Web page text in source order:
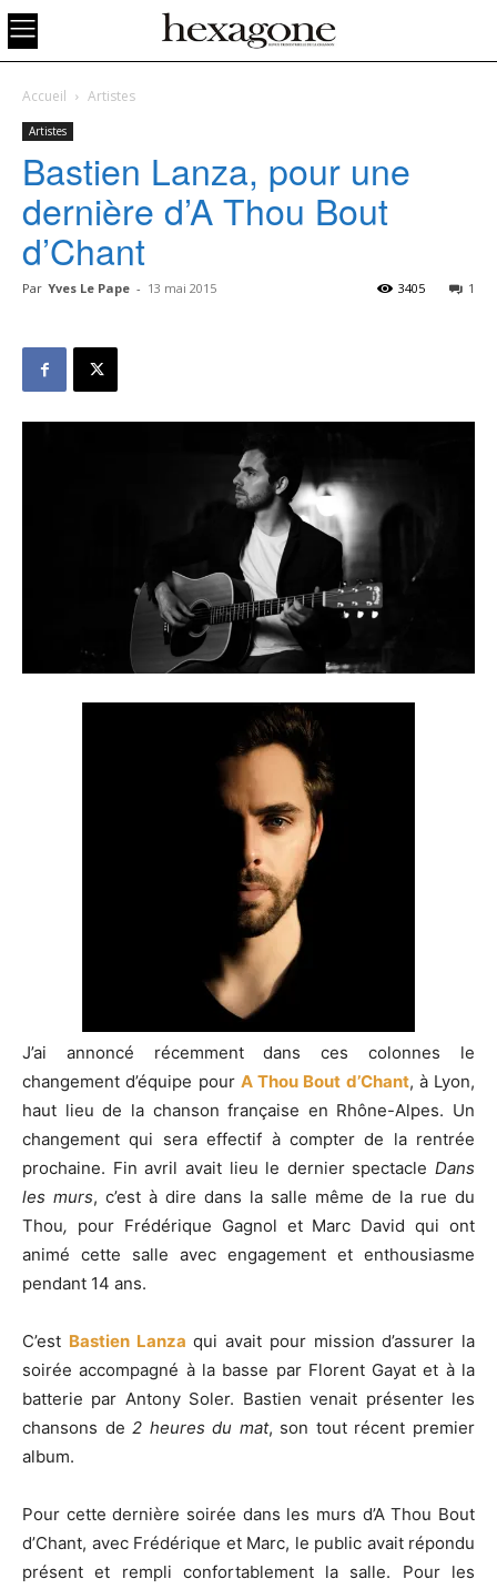
Accueil Artistes
Artistes
Bastien Lanza, pour une
dernière d’A Thou Bout
d’Chant
Par Yves Le Pape - 13 mai 2015 1
3405
J’ai annoncé récemment dans ces colonnes le
changement d’équipe pour A Thou Bout d’Chant, à Lyon,
haut lieu de la chanson française en Rhône-Alpes. Un
changement qui sera effectif à compter de la rentrée
prochaine. Fin avril avait lieu le dernier spectacle Dans
les murs, c’est à dire dans la salle même de la rue du
Thou, pour Frédérique Gagnol et Marc David qui ont
animé cette salle avec engagement et enthousiasme
pendant 14 ans.
C’est Bastien Lanza qui avait pour mission d’assurer la
soirée accompagné à la basse par Florent Gayat et à la
batterie par Antony Soler. Bastien venait présenter les
chansons de2 heures du mat, son tout récent premier
album.
Pour cette dernière soirée dans les murs d’A Thou Bout
d’Chant, avec Frédérique et Marc, le public avait répondu
présent et rempli confortablement la salle. Pour les